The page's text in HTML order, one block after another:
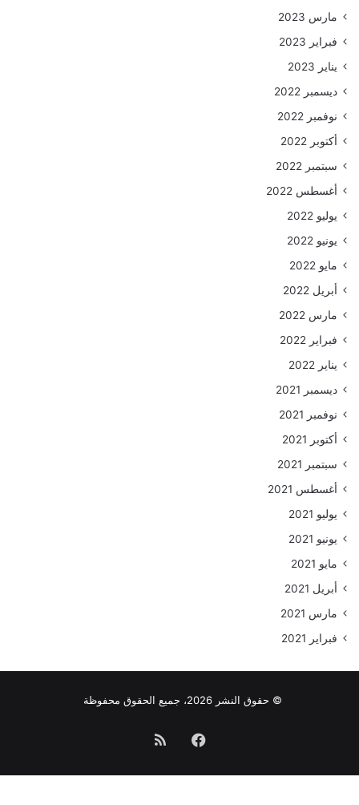
مارس 2023
فبراير 2023
يناير 2023
ديسمبر 2022
نوفمبر 2022
أكتوبر 2022
سبتمبر 2022
أغسطس 2022
يوليو 2022
يونيو 2022
مايو 2022
أبريل 2022
مارس 2022
فبراير 2022
يناير 2022
ديسمبر 2021
نوفمبر 2021
أكتوبر 2021
سبتمبر 2021
أغسطس 2021
يوليو 2021
يونيو 2021
مايو 2021
أبريل 2021
مارس 2021
فبراير 2021
© حقوق النشر 2026، جميع الحقوق محفوظة
فيسبوكملخص
الموقع